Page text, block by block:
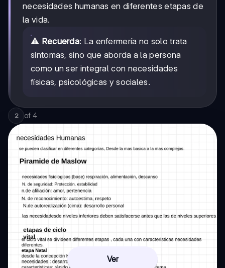
necesidades humanas en diferentes etapas de
la vida.
⚠️ Recuerda: La enfermería no solo trata
síntomas, sino que aborda a la persona
como un ser integral con necesidades
físicas, psicológicas y sociales.
2 of 4
Ver